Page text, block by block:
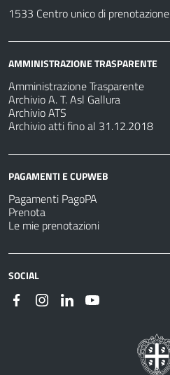
1533 Centro unico di prenotazione
AMMINISTRAZIONE TRASPARENTE
Amministrazione Trasparente
Archivio A. T. Asl Gallura
Archivio ATS
Archivio atti fino al 31.12.2018
PAGAMENTI E CUPWEB
Pagamenti PagoPA
Prenota
Le mie prenotazioni
SOCIAL